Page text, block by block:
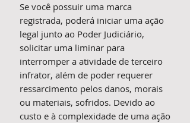
Se você possuir uma marca
registrada, poderá iniciar uma ação
legal junto ao Poder Judiciário,
solicitar uma liminar para
interromper a atividade de terceiro
infrator, além de poder requerer
ressarcimento pelos danos, morais
ou materiais, sofridos. Devido ao
custo e à complexidade de uma ação